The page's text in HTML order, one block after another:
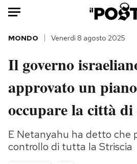
Auto
HOME
Italia
Politica
Tecnologia
Internet
Scienza
MONDO Venerdì 8 agosto 2025
Il governo
approvato un
occupare la città di
E Netanyahu ha detto che
controllo di tutta la Striscia